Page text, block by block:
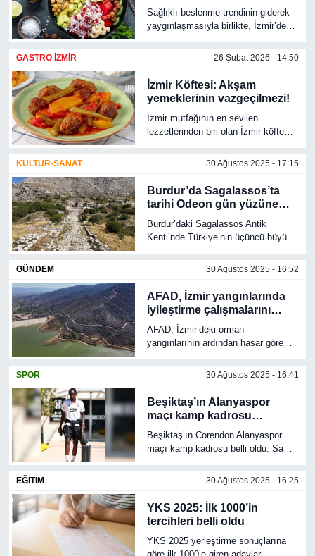
Sağlıklı beslenme trendinin giderek
yaygınlaşmasıyla birlikte, İzmir’de
Hem doyurucu hem de besleyici
olan bowl yemekleri, lezzetli bir öğün
alternatifi sunuyor. Peki, bowl
yemekleri gerçekten sağlıklı mı?
Uzmanlar bu konuda ne diyor?
GASTRO İZMİR 26 Şubat 2026 - 14:50
İzmir Köftesi: Akşam
yemeklerinin vazgeçilmezi!
İzmir mutfağının en sevilen
lezzetlerinden biri olan İzmir köftesi,
domates sosu ile hazırlanıyor.
KÜLTÜR-SANAT 30 Ağustos 2025 - 17:15
Burdur’da Sagalassos’ta
tarihi Odeon gün yüzüne
çıkıyor
Burdur’daki Sagalassos Antik
Kenti’nde Türkiye’nin üçüncü büyük
çıkarılıyor; yapı hem konser hem
meclis toplantısı için kullanılıyordu.
GÜNDEM 30 Ağustos 2025 - 16:52
AFAD, İzmir yangınlarında
iyileştirme çalışmalarını
sürdürdü
AFAD, İzmir’deki orman
yangınlarının ardından hasar gören
yeni konut çalışmalarının sürdüğünü
SPOR 30 Ağustos 2025 - 16:41
Beşiktaş’ın Alanyaspor
maçı kamp kadrosu
açıklandı
Beşiktaş’ın Corendon Alanyaspor
maçı kamp kadrosu belli oldu. Sakat
transferler Tiago Djalo ve El Bilal
EĞİTİM 30 Ağustos 2025 - 16:25
YKS 2025: İlk 1000’in
tercihleri belli oldu
YKS 2025 yerleştirme sonuçlarına
göre ilk 1000’e giren adaylar,
RESMİ REKLAM